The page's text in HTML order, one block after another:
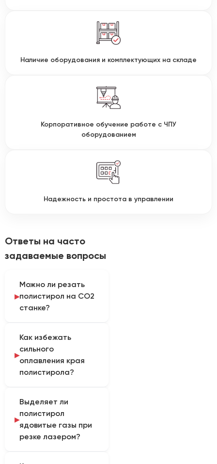
Наличие оборудования и комплектующих на складе
Корпоративное обучение работе с ЧПУ
оборудованием
Надежность и простота в управлении
Ответы на часто
задаваемые вопросы
Можно ли резать
полистирол на CO2
станке?
справляется с резкой
как ударопрочного, так
и прозрачного
полистирола. Однако
материала, кромка
может слегка
оплавляться. Требуется
тонкая настройка
параметров станка.
Как избежать
сильного
оплавления края
полистирола?
полистирола
заключается в высокой
скорости прохождения
луча, минимально
Выделяет ли
полистирол
ядовитые газы при
резке лазером?